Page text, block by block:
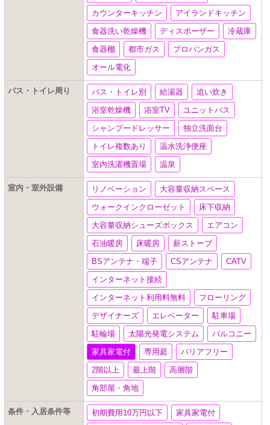
カウンターキッチン
アイランドキッチン
食器洗い乾燥機
ディスポーザー
冷蔵庫
食器棚
都市ガス
プロパンガス
オール電化
バス・トイレ周り バス・トイレ別 給湯器
追い炊き
浴室乾燥機
浴室TV
ユニットバス
シャンプードレッサー
独立洗面台
トイレ複数あり
温水洗浄便座
室内洗濯機置場
温泉
室内・室外設備 リノベーション
大容量収納スペース
ウォークインクローゼット
床下収納
大容量収納シューズボックス
エアコン
石油暖房
床暖房
薪ストーブ
BSアンテナ・端子
CSアンテナ
CATV
インターネット接続
インターネット利用料無料
フローリング
デザイナーズ
エレベーター
駐車場
駐輪場
太陽光発電システム
バルコニー
家具家電付
専用庭
バリアフリー
2階以上
最上階
高層階
角部屋・角地
条件・入居条件等 初期費用10万円以下 家具家電付